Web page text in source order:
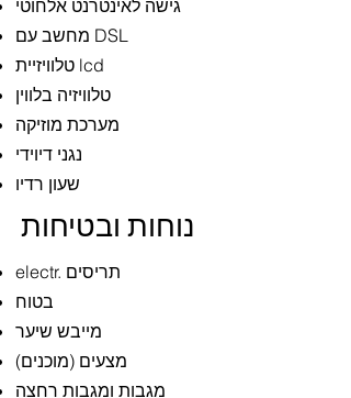
גישה לאינטרנט אלחוטי
מחשב עם DSL
טלוויזיית lcd
טלוויזיה בלווין
מערכת מוזיקה
נגני דיוידי
שעון רדיו
נוחות ובטיחות
electr. תריסים
בטוח
מייבש שיער
מצעים (מוכנים)
מגבות ומגבות רחצה